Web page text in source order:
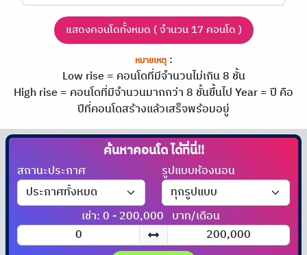
แสดงคอนโดทั้งหมด ( จำนวน 17 คอนโด )
หมายเหตุ:
Low rise = คอนโดที่มีจำนวนไม่เกิน 8 ชั้น
High rise = คอนโดที่มีจำนวนมากกว่า 8 ชั้นขึ้นไปYear = ปี คือ
ปีที่คอนโดสร้างแล้วเสร็จพร้อมอยู่
ค้นหาคอนโดได้ที่นี่!!
สถานะประกาศ รูปแบบห้องนอน
เช่า: 0 - 200,000 บาท/เดือน